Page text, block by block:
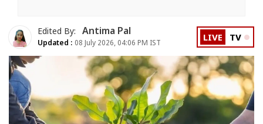
Edited By: Antima Pal
Updated : 08 July 2026, 04:06 PM IST LIVE TV